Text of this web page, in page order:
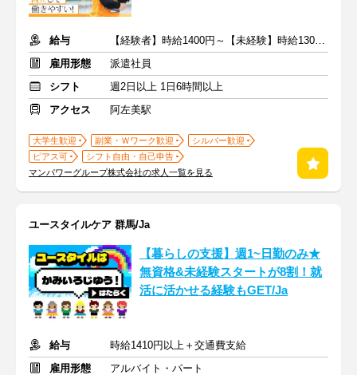
給与
【経験者】時給1400円～【未経験】時給1300円～ ※交通費全額
雇用形態
派遣社員
シフト
週2日以上 1日6時間以上
アクセス
阿左美駅
大学生歓迎 副業・Ｗワーク歓迎
シルバー歓迎
ピアス可
シフト自由・自己申告
マンパワーグループ株式会社の求人一覧を見る
ユースタイルケア 群馬/Ja
【暮らしの支援】週1~日勤のみ★
無資格&未経験スタートが8割！就
活に活かせる経験もGET/Ja
給与
時給1410円以上＋交通費支給
雇用形態
アルバイト・パート